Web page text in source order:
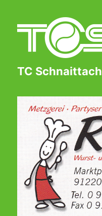
TC Schnaittach